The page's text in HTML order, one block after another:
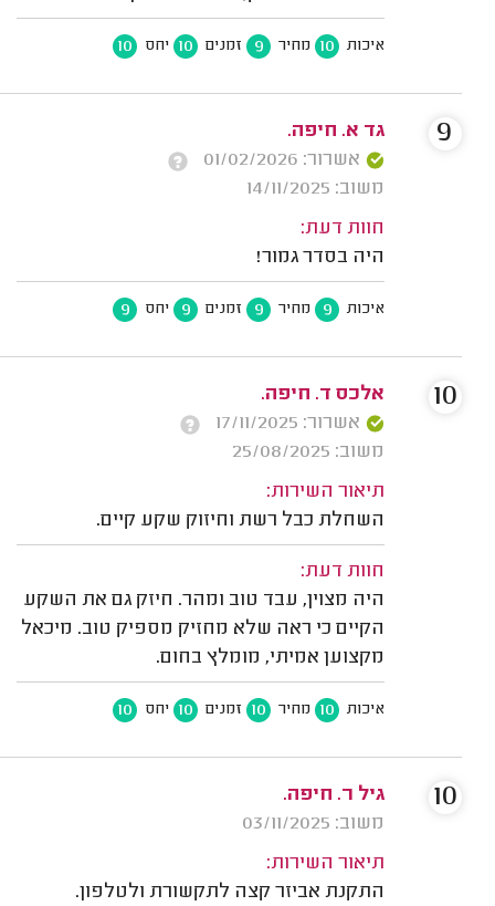
איכות 10 מחיר 9 זמנים 10 יחס 10
גד א. חיפה.
אשרור: 01/02/2026
משוב: 14/11/2025
חוות דעת:
היה בסדר גמור!
איכות 9 מחיר 9 זמנים 9 יחס 9
9
אלכס ד. חיפה.
אשרור: 17/11/2025
משוב: 25/08/2025
תיאור השירות:
השחלת כבל רשת וחיזוק שקע קיים.
חוות דעת:
היה מצוין, עבד טוב ומהר. חיזק גם את השקע
הקיים כי ראה שלא מחזיק מספיק טוב. מיכאל
מקצוען אמיתי, מומלץ בחום.
איכות 10 מחיר 10 זמנים 10 יחס 10
10
גיל ר. חיפה.
משוב: 03/11/2025
תיאור השירות:
התקנת אביזר קצה לתקשורת ולטלפון.
10